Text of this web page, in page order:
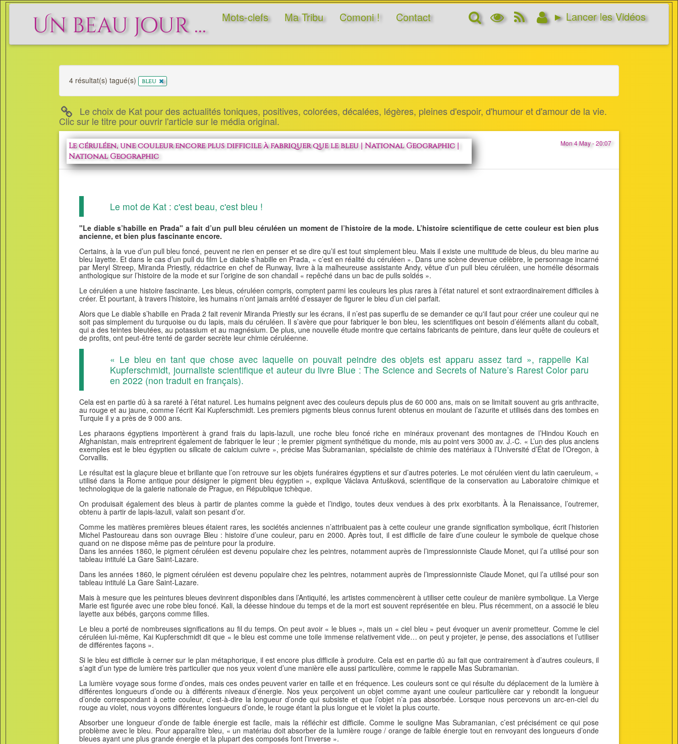
Un beau jour ... Mots-clefs Ma Tribu Comoni ! Contact ► Lancer les Vidéos
Rechercher
Options
d’affichage
RSS
Feed
Connexion
4 résultat(s) tagué(s) bleu x
Le choix de Kat pour des actualités toniques, positives, colorées, décalées, légères, pleines d'espoir, d'humour et d'amour de la vie.
Clic sur le titre pour ouvrir l'article sur le média original.
Le céruléen, une couleur encore plus difficile à fabriquer que le bleu | National Geographic |
National Geographic
Mon 4 May - 20:07
Le mot de Kat : c'est beau, c'est bleu !
"Le diable s’habille en Prada" a fait d’un pull bleu céruléen un moment de l’histoire de la mode. L’histoire scientifique de cette couleur est bien plus
ancienne, et bien plus fascinante encore.
Certains, à la vue d’un pull bleu foncé, peuvent ne rien en penser et se dire qu’il est tout simplement bleu. Mais il existe une multitude de bleus, du bleu marine au
bleu layette. Et dans le cas d’un pull du film Le diable s’habille en Prada, « c’est en réalité du céruléen ». Dans une scène devenue célèbre, le personnage incarné
par Meryl Streep, Miranda Priestly, rédactrice en chef de Runway, livre à la malheureuse assistante Andy, vêtue d’un pull bleu céruléen, une homélie désormais
anthologique sur l’histoire de la mode et sur l’origine de son chandail « repêché dans un bac de pulls soldés ».
Le céruléen a une histoire fascinante. Les bleus, céruléen compris, comptent parmi les couleurs les plus rares à l’état naturel et sont extraordinairement difficiles à
créer. Et pourtant, à travers l’histoire, les humains n’ont jamais arrêté d’essayer de figurer le bleu d’un ciel parfait.
Alors que Le diable s’habille en Prada 2 fait revenir Miranda Priestly sur les écrans, il n’est pas superflu de se demander ce qu'il faut pour créer une couleur qui ne
soit pas simplement du turquoise ou du lapis, mais du céruléen. Il s’avère que pour fabriquer le bon bleu, les scientifiques ont besoin d’éléments allant du cobalt,
qui a des teintes bleutées, au potassium et au magnésium. De plus, une nouvelle étude montre que certains fabricants de peinture, dans leur quête de couleurs et
de profits, ont peut-être tenté de garder secrète leur chimie céruléenne.
« Le bleu en tant que chose avec laquelle on pouvait peindre des objets est apparu assez tard », rappelle Kai
Kupferschmidt, journaliste scientifique et auteur du livre Blue : The Science and Secrets of Nature’s Rarest Color paru
en 2022 (non traduit en français).
Cela est en partie dû à sa rareté à l’état naturel. Les humains peignent avec des couleurs depuis plus de 60 000 ans, mais on se limitait souvent au gris anthracite,
au rouge et au jaune, comme l’écrit Kai Kupferschmidt. Les premiers pigments bleus connus furent obtenus en moulant de l’azurite et utilisés dans des tombes en
Turquie il y a près de 9 000 ans.
Les pharaons égyptiens importèrent à grand frais du lapis-lazuli, une roche bleu foncé riche en minéraux provenant des montagnes de l’Hindou Kouch en
Afghanistan, mais entreprirent également de fabriquer le leur ; le premier pigment synthétique du monde, mis au point vers 3000 av. J.-C. « L’un des plus anciens
exemples est le bleu égyptien ou silicate de calcium cuivre », précise Mas Subramanian, spécialiste de chimie des matériaux à l’Université d’État de l’Oregon, à
Corvallis.
Le résultat est la glaçure bleue et brillante que l’on retrouve sur les objets funéraires égyptiens et sur d’autres poteries. Le mot céruléen vient du latin caeruleum, «
utilisé dans la Rome antique pour désigner le pigment bleu égyptien », explique Václava Antušková, scientifique de la conservation au Laboratoire chimique et
technologique de la galerie nationale de Prague, en République tchèque.
On produisait également des bleus à partir de plantes comme la guède et l’indigo, toutes deux vendues à des prix exorbitants. À la Renaissance, l’outremer,
obtenu à partir de lapis-lazuli, valait son pesant d’or.
Comme les matières premières bleues étaient rares, les sociétés anciennes n’attribuaient pas à cette couleur une grande signification symbolique, écrit l’historien
Michel Pastoureau dans son ouvrage Bleu : histoire d’une couleur, paru en 2000. Après tout, il est difficile de faire d’une couleur le symbole de quelque chose
quand on ne dispose même pas de peinture pour la produire.
Dans les années 1860, le pigment céruléen est devenu populaire chez les peintres, notamment auprès de l’impressionniste Claude Monet, qui l’a utilisé pour son
tableau intitulé La Gare Saint-Lazare.
Dans les années 1860, le pigment céruléen est devenu populaire chez les peintres, notamment auprès de l’impressionniste Claude Monet, qui l’a utilisé pour son
tableau intitulé La Gare Saint-Lazare.
Mais à mesure que les peintures bleues devinrent disponibles dans l’Antiquité, les artistes commencèrent à utiliser cette couleur de manière symbolique. La Vierge
Marie est figurée avec une robe bleu foncé. Kali, la déesse hindoue du temps et de la mort est souvent représentée en bleu. Plus récemment, on a associé le bleu
layette aux bébés, garçons comme filles.
Le bleu a porté de nombreuses significations au fil du temps. On peut avoir « le blues », mais un « ciel bleu » peut évoquer un avenir prometteur. Comme le ciel
céruléen lui-même, Kai Kupferschmidt dit que « le bleu est comme une toile immense relativement vide… on peut y projeter, je pense, des associations et l’utiliser
de différentes façons ».
Si le bleu est difficile à cerner sur le plan métaphorique, il est encore plus difficile à produire. Cela est en partie dû au fait que contrairement à d’autres couleurs, il
s’agit d’un type de lumière très particulier que nos yeux voient d’une manière elle aussi particulière, comme le rappelle Mas Subramanian.
La lumière voyage sous forme d’ondes, mais ces ondes peuvent varier en taille et en fréquence. Les couleurs sont ce qui résulte du déplacement de la lumière à
différentes longueurs d’onde ou à différents niveaux d’énergie. Nos yeux perçoivent un objet comme ayant une couleur particulière car y rebondit la longueur
d’onde correspondant à cette couleur, c’est-à-dire la longueur d’onde qui subsiste et que l’objet n’a pas absorbée. Lorsque nous percevons un arc-en-ciel du
rouge au violet, nous voyons différentes longueurs d’onde, le rouge étant la plus longue et le violet la plus courte.
Absorber une longueur d’onde de faible énergie est facile, mais la réfléchir est difficile. Comme le souligne Mas Subramanian, c’est précisément ce qui pose
problème avec le bleu. Pour apparaître bleu, « un matériau doit absorber de la lumière rouge / orange de faible énergie tout en renvoyant des longueurs d’onde
bleues ayant une plus grande énergie et la plupart des composés font l’inverse ».